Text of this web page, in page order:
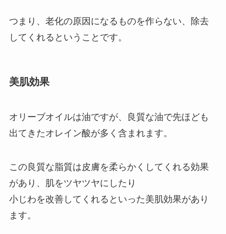
つまり、老化の原因になるものを作らない、除去
してくれるということです。
美肌効果
オリーブオイルは油ですが、良質な油で先ほども
出てきたオレイン酸が多く含まれます。
この良質な脂質は皮膚を柔らかくしてくれる効果
があり、肌をツヤツヤにしたり
小じわを改善してくれるといった美肌効果があり
ます。